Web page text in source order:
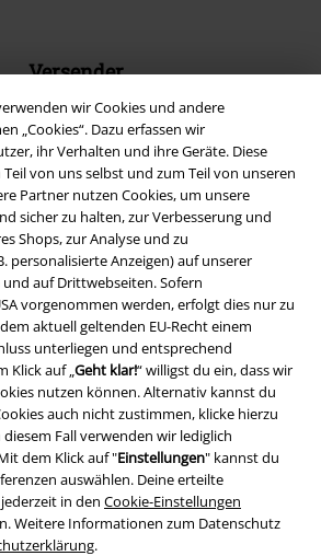
wir Cookies und andere
„Cookies“. Dazu erfassen wir
ihr Verhalten und ihre Geräte. Diese
von uns selbst und zum Teil von unseren
Partner nutzen Cookies, um unsere
sicher zu halten, zur Verbesserung und
Shops, zur Analyse und zu
personalisierte Anzeigen) auf unserer
und auf Drittwebseiten. Sofern
vorgenommen werden, erfolgt dies nur zu
aktuell geltenden EU-Recht einem
unterliegen und entsprechend
auf „ Geht klar!“ willigst du ein, dass wir
nutzen können. Alternativ kannst du
auch nicht zustimmen, klicke hierzu
diesem Fall verwenden wir lediglich
dem Klick auf "Einstellungen" kannst du
auswählen. Deine erteilte
in den Cookie-Einstellungen
Weitere Informationen zum Datenschutz
.
Versender
EMP App
unsere neue EMP App runter und genieße
neuen Funktionen und Vorteile!
Music Group Company